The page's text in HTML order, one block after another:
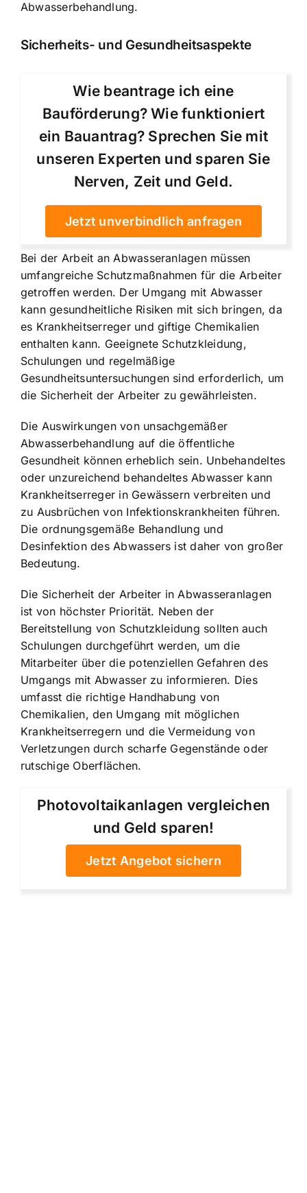
Abwasserbehandlung.
Sicherheits- und Gesundheitsaspekte
Wie beantrage ich eine
Bauförderung? Wie funktioniert
ein Bauantrag? Sprechen Sie mit
unseren Experten und sparen Sie
Nerven, Zeit und Geld.
Jetzt unverbindlich anfragen
Bei der Arbeit an Abwasseranlagen müssen
umfangreiche Schutzmaßnahmen für die Arbeiter
getroffen werden. Der Umgang mit Abwasser
kann gesundheitliche Risiken mit sich bringen, da
es Krankheitserreger und giftige Chemikalien
enthalten kann. Geeignete Schutzkleidung,
Schulungen und regelmäßige
Gesundheitsuntersuchungen sind erforderlich, um
die Sicherheit der Arbeiter zu gewährleisten.
Die Auswirkungen von unsachgemäßer
Abwasserbehandlung auf die öffentliche
Gesundheit können erheblich sein. Unbehandeltes
oder unzureichend behandeltes Abwasser kann
Krankheitserreger in Gewässern verbreiten und
zu Ausbrüchen von Infektionskrankheiten führen.
Die ordnungsgemäße Behandlung und
Desinfektion des Abwassers ist daher von großer
Bedeutung.
Die Sicherheit der Arbeiter in Abwasseranlagen
ist von höchster Priorität. Neben der
Bereitstellung von Schutzkleidung sollten auch
Schulungen durchgeführt werden, um die
Mitarbeiter über die potenziellen Gefahren des
Umgangs mit Abwasser zu informieren. Dies
umfasst die richtige Handhabung von
Chemikalien, den Umgang mit möglichen
Krankheitserregern und die Vermeidung von
Verletzungen durch scharfe Gegenstände oder
rutschige Oberflächen.
Photovoltaikanlagen vergleichen
und Geld sparen!
Jetzt Angebot sichern